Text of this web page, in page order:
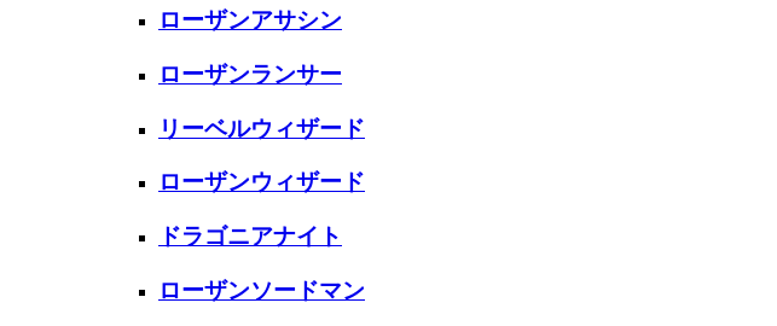
ローザンアサシン
ローザンランサー
リーベルウィザード
ローザンウィザード
ドラゴニアナイト
ローザンソードマン